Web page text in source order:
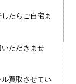
たらご自宅ま
ただきませ
買取させてい